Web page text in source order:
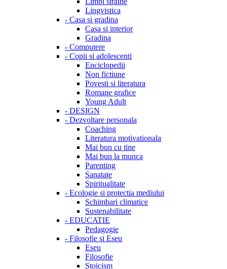
Lingvistica
- Casa si gradina
Casa si interior
Gradina
- Computere
- Copii si adolescenti
Enciclopedii
Non fictiune
Povesti si literatura
Romane grafice
Young Adult
- DESIGN
- Dezvoltare personala
Coaching
Literatura motivationala
Mai bun cu tine
Mai bun la munca
Parenting
Sanatate
Spiritualitate
- Ecologie si protectia mediului
Schimbari climatice
Sustenabilitate
- EDUCATIE
Pedagogie
- Filosofie si Eseu
Eseu
Filosofie
Stoicism